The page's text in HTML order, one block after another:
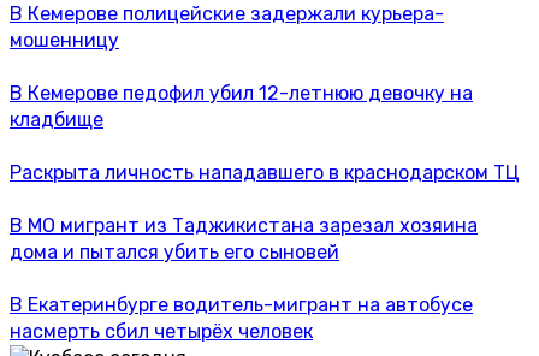
В Кемерове полицейские задержали курьера-
мошенницу
В Кемерове педофил убил 12-летнюю девочку на
кладбище
Раскрыта личность нападавшего в краснодарском ТЦ
В МО мигрант из Таджикистана зарезал хозяина
дома и пытался убить его сыновей
В Екатеринбурге водитель-мигрант на автобусе
насмерть сбил четырёх человек